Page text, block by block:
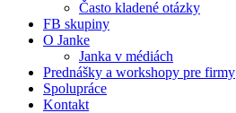
Často kladené otázky
FB skupiny
O Janke
Janka v médiách
Prednášky a workshopy pre firmy
Spolupráce
Kontakt